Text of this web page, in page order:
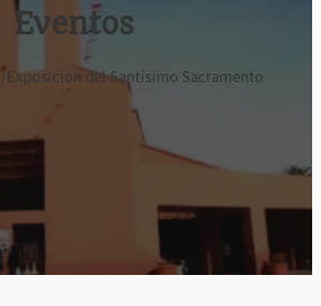
Eventos
/Exposición del Santísimo Sacramento